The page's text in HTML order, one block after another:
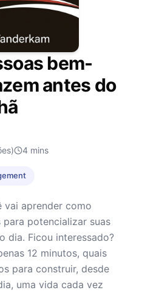
bem-
antes do
4 mins
vai aprender como
para potencializar suas
dia. Ficou interessado?
12 minutos, quais
para construir, desde
uma vida cada vez